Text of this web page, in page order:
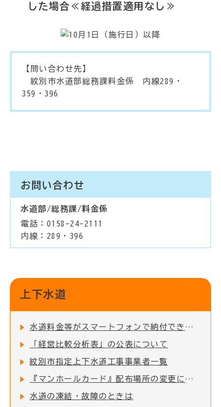
した場合≪経過措置適用なし≫
【問い合わせ先】
紋別市水道部総務課料金係 内線289・
359・396
お問い合わせ
水道部/総務課/料金係
電話：0158-24-2111
内線：289・396
上下水道
水道料金等がスマートフォンで納付できます
「経営比較分析表」の公表について
紋別市指定上下水道工事事業者一覧
『マンホールカード』配布場所の変更について
水道の凍結・故障のときは